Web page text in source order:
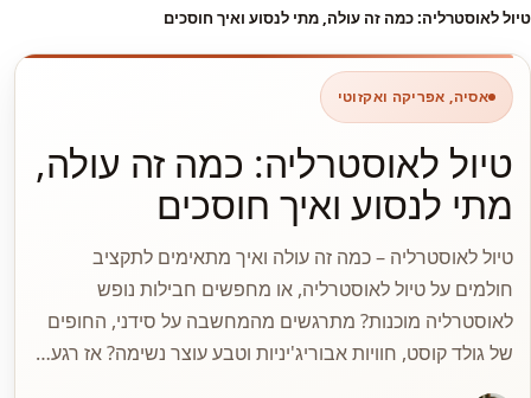
טיול לאוסטרליה: כמה זה עולה, מתי לנסוע ואיך חוסכים
אסיה, אפריקה ואקזוטי
טיול לאוסטרליה: כמה זה עולה,
מתי לנסוע ואיך חוסכים
טיול לאוסטרליה – כמה זה עולה ואיך מתאימים לתקציב
חולמים על טיול לאוסטרליה, או מחפשים חבילות נופש
לאוסטרליה מוכנות? מתרגשים מהמחשבה על סידני, החופים
של גולד קוסט, חוויות אבוריג'יניות וטבע עוצר נשימה? אז רגע…